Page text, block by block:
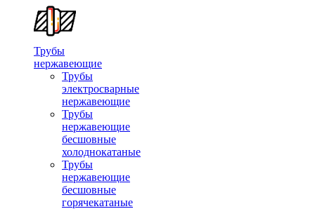
Трубы
нержавеющие
Трубы
электросварные
нержавеющие
Трубы
нержавеющие
бесшовные
холоднокатаные
Трубы
нержавеющие
бесшовные
горячекатаные